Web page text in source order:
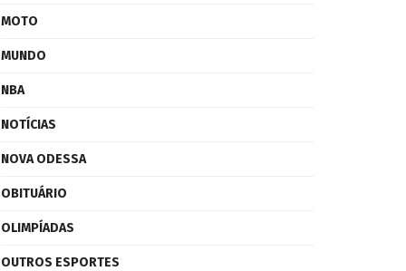
MOTO
MUNDO
NBA
NOTÍCIAS
NOVA ODESSA
OBITUÁRIO
OLIMPÍADAS
OUTROS ESPORTES